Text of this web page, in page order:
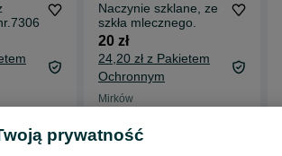
Naczynie szklane, ze
szkła mlecznego.
20 zł
24,20 zł z Pakietem
Ochronnym
Mirków
prywatność